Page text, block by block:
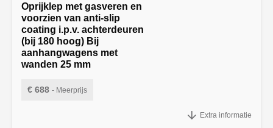
Oprijklep met gasveren en
voorzien van anti-slip
coating i.p.v. achterdeuren
(bij 180 hoog) Bij
aanhangwagens met
wanden 25 mm
€ 688 - Meerprijs
Extra informatie